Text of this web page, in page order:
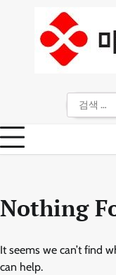
색:
Nothing
It seems we can’t find
can help.